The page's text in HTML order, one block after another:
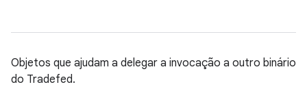
Objetos que ajudam a delegar a invocação a outro binário
do Tradefed.